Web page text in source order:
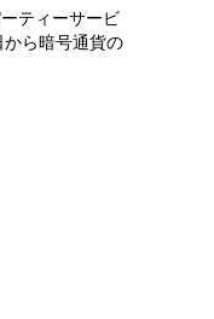
ティーサービ
ら暗号通貨の